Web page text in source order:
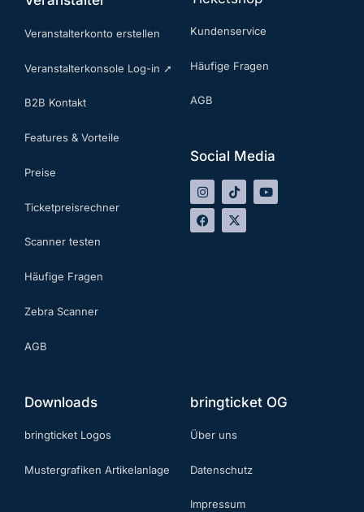
Veranstalterkonto erstellen
Veranstalterkonsole Log-in ➚
B2B Kontakt
Features & Vorteile
Preise
Ticketpreisrechner
Scanner testen
Häufige Fragen
Zebra Scanner
AGB
Kundenservice
Häufige Fragen
AGB
Social Media
Downloads
bringticket Logos
Mustergrafiken Artikelanlage
bringticket OG
Über uns
Datenschutz
Impressum